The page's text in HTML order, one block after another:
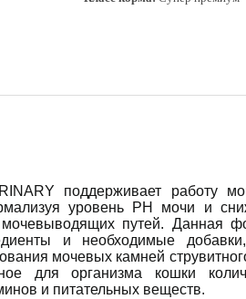
поддерживает работу
уровень PH мочи и
мочевыводящих путей. Данная
и необходимые
мочевых камней
для организма кошки
и питательных веществ.